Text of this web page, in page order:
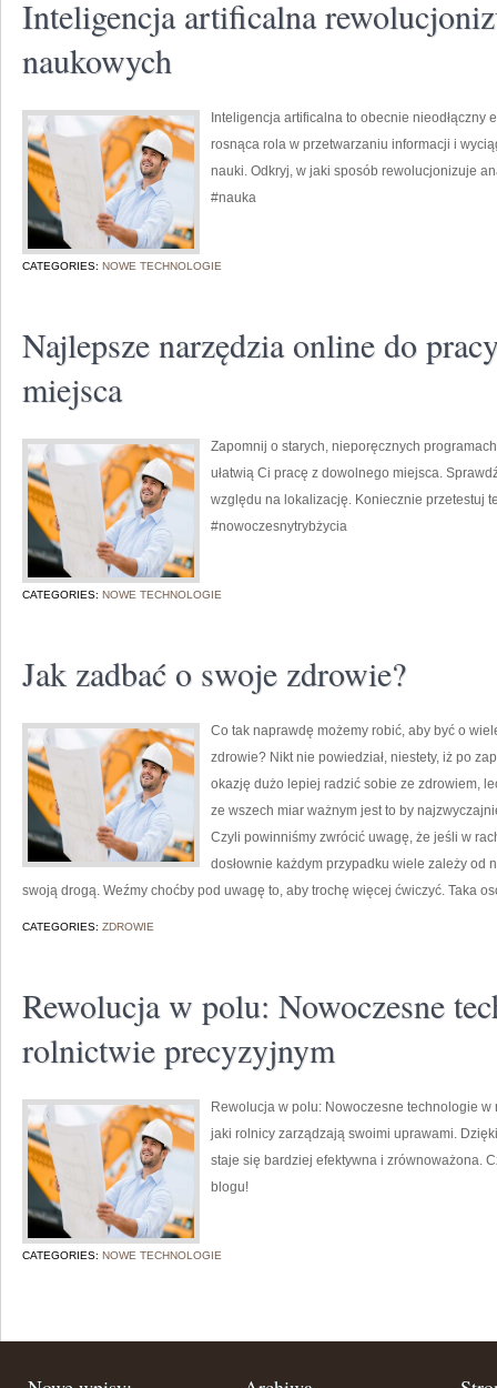
Inteligencja artificalna
naukowych
Inteligencja artificalna to obecnie nieodłączny
rosnąca rola w przetwarzaniu informacji i
nauki. Odkryj, w jaki sposób rewolucjonizuje
#nauka
CATEGORIES: NOWE TECHNOLOGIE
Najlepsze narzędzia online do
miejsca
Zapomnij o starych, nieporęcznych
ułatwią Ci pracę z dowolnego miejsca.
względu na lokalizację. Koniecznie przetestuj
#nowoczesnytrybżycia
CATEGORIES: NOWE TECHNOLOGIE
Jak zadbać o swoje zdrowie?
Co tak naprawdę możemy robić, aby być o
zdrowie? Nikt nie powiedział, niestety, iż po
okazję dużo lepiej radzić sobie ze zdrowiem,
ze wszech miar ważnym jest to by
Czyli powinniśmy zwrócić uwagę, że jeśli w
dosłownie każdym przypadku wiele zależy od
swoją drogą. Weźmy choćby pod uwagę to, aby trochę więcej ćwiczyć. Taka
CATEGORIES: ZDROWIE
Rewolucja w polu: Nowoczesne
rolnictwie precyzyjnym
Rewolucja w polu: Nowoczesne technologie
jaki rolnicy zarządzają swoimi uprawami.
staje się bardziej efektywna i zrównoważona.
blogu!
CATEGORIES: NOWE TECHNOLOGIE